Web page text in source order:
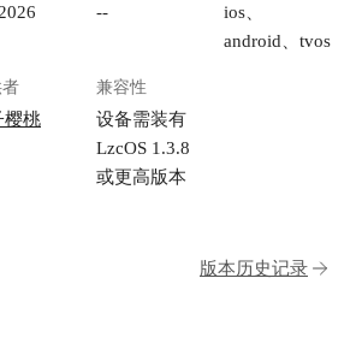
--
ios、
android、tvos
樱桃
兼容性
设备需装有
LzcOS 1.3.8
或更高版本
版本历史记录